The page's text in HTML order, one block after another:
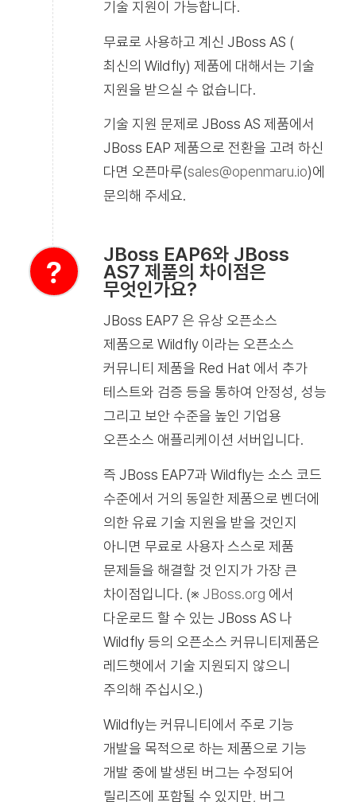
기술 지원이 가능합니다.
무료로 사용하고 계신 JBoss AS (
최신의 Wildfly) 제품에 대해서는 기술
지원을 받으실 수 없습니다.
기술 지원 문제로 JBoss AS 제품에서
JBoss EAP 제품으로 전환을 고려 하신
다면 오픈마루(sales@openmaru.io)에
문의해 주세요.
JBoss EAP6와 JBoss
AS7 제품의 차이점은
무엇인가요?
JBoss EAP7 은 유상 오픈소스
제품으로 Wildfly 이라는 오픈소스
커뮤니티 제품을 Red Hat 에서 추가
테스트와 검증 등을 통하여 안정성, 성능
그리고 보안 수준을 높인 기업용
오픈소스 애플리케이션 서버입니다.
즉 JBoss EAP7과 Wildfly는 소스 코드
수준에서 거의 동일한 제품으로 벤더에
의한 유료 기술 지원을 받을 것인지
아니면 무료로 사용자 스스로 제품
문제들을 해결할 것 인지가 가장 큰
차이점입니다. (※ JBoss.org 에서
다운로드 할 수 있는 JBoss AS 나
Wildfly 등의 오픈소스 커뮤니티제품은
레드햇에서 기술 지원되지 않으니
주의해 주십시오.)
Wildfly는 커뮤니티에서 주로 기능
개발을 목적으로 하는 제품으로 기능
개발 중에 발생된 버그는 수정되어
릴리즈에 포함될 수 있지만, 버그